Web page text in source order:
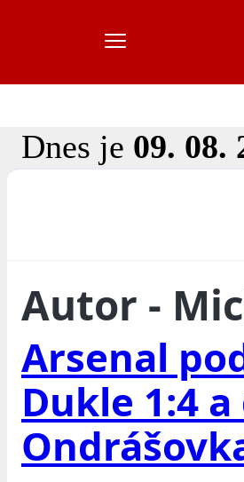
Dnes je 09. 08.
Autor -
Arsenal
Dukle 1:4